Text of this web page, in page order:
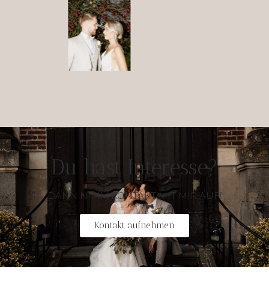
Du hast Interesse?
DANN NIMM KONTAKT MIT MIR AUF!
Kontakt aufnehmen